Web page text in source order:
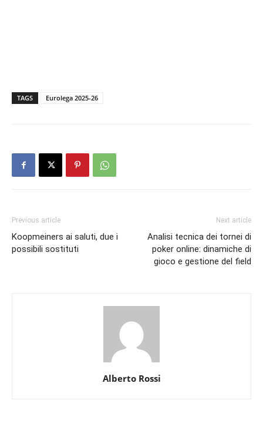
TAGS Eurolega 2025-26
Previous article
Koopmeiners ai saluti, due i
possibili sostituti
Next article
Analisi tecnica dei tornei di
poker online: dinamiche di
gioco e gestione del field
Alberto Rossi